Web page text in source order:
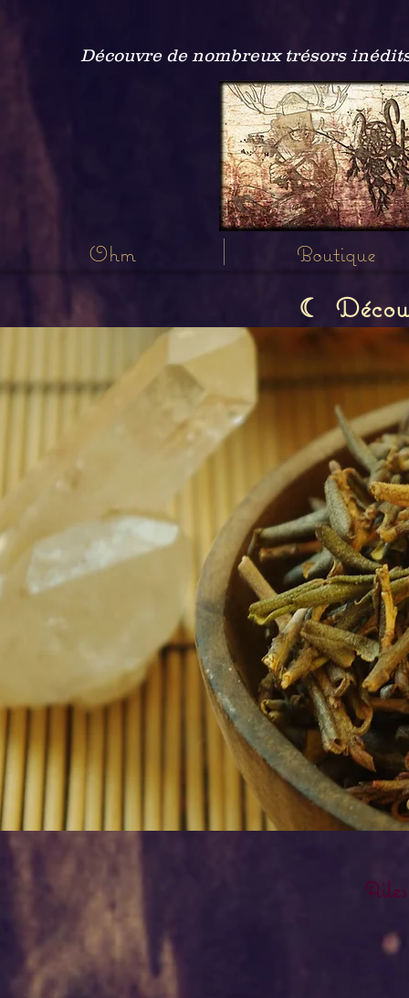
Découvre de nombreux trésors
Ohm Boutique
☾